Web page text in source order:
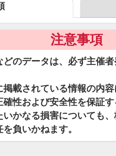
注意事項
のデータは、必ず主催
載されている情報の内
確性および安全性を保証
かなる損害についても
負いかねます。